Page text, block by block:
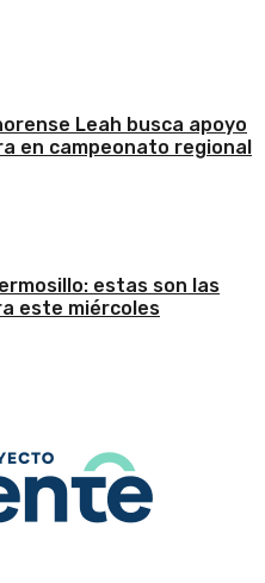
Leah busca apoyo
en campeonato regional
estas son las
este miércoles